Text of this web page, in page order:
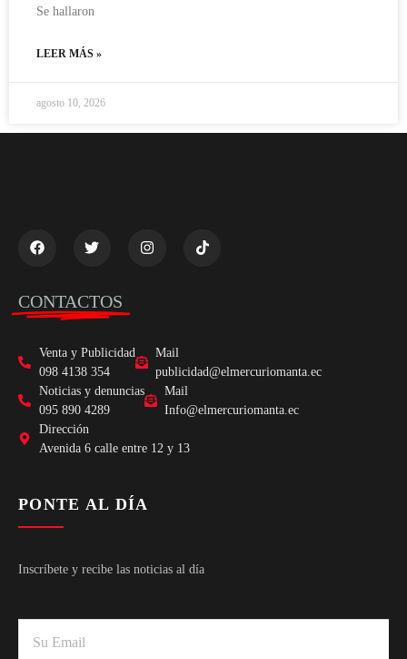
Se hallaron
LEER MÁS »
agosto 10, 2026
CONTACTOS
Venta y Publicidad
098 4138 354
Mail
publicidad@elmercuriomanta.ec
Noticias y denuncias
095 890 4289
Mail
Info@elmercuriomanta.ec
Dirección
Avenida 6 calle entre 12 y 13
PONTE AL DÍA
Inscríbete y recibe las noticias al día